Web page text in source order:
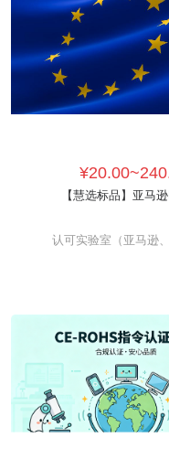
【慧选标品】亚马
认可实验室（亚马逊、